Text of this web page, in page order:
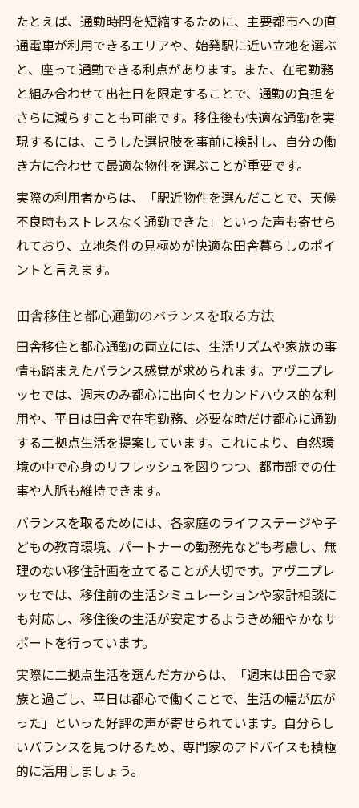
たとえば、通勤時間を短縮するために、主要都市への直
通電車が利用できるエリアや、始発駅に近い立地を選ぶ
と、座って通勤できる利点があります。また、在宅勤務
と組み合わせて出社日を限定することで、通勤の負担を
さらに減らすことも可能です。移住後も快適な通勤を実
現するには、こうした選択肢を事前に検討し、自分の働
き方に合わせて最適な物件を選ぶことが重要です。
実際の利用者からは、「駅近物件を選んだことで、天候
不良時もストレスなく通勤できた」といった声も寄せら
れており、立地条件の見極めが快適な田舎暮らしのポイ
ントと言えます。
田舎移住と都心通勤のバランスを取る方法
田舎移住と都心通勤の両立には、生活リズムや家族の事
情も踏まえたバランス感覚が求められます。アヴ二プレ
ッセでは、週末のみ都心に出向くセカンドハウス的な利
用や、平日は田舎で在宅勤務、必要な時だけ都心に通勤
する二拠点生活を提案しています。これにより、自然環
境の中で心身のリフレッシュを図りつつ、都市部での仕
事や人脈も維持できます。
バランスを取るためには、各家庭のライフステージや子
どもの教育環境、パートナーの勤務先なども考慮し、無
理のない移住計画を立てることが大切です。アヴ二プレ
ッセでは、移住前の生活シミュレーションや家計相談に
も対応し、移住後の生活が安定するようきめ細やかなサ
ポートを行っています。
実際に二拠点生活を選んだ方からは、「週末は田舎で家
族と過ごし、平日は都心で働くことで、生活の幅が広が
った」といった好評の声が寄せられています。自分らし
いバランスを見つけるため、専門家のアドバイスも積極
的に活用しましょう。